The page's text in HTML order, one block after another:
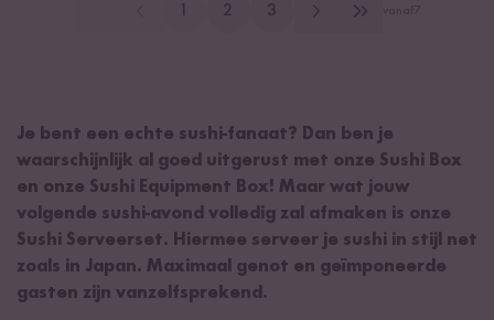
2 3
Je bent een echte sushi-fanaat? Dan ben je
waarschijnlijk al goed uitgerust met onze Sushi Box
en onze Sushi Equipment Box! Maar wat jouw
volgende sushi-avond volledig zal afmaken is onze
Sushi Serveerset. Hiermee serveer je sushi in stijl net
zoals in Japan. Maximaal genot en geïmponeerde
gasten zijn vanzelfsprekend.